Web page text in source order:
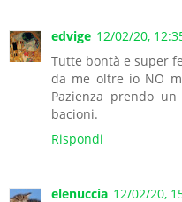
edvige 12/02/20,
Tutte bontà e super
da me oltre io NO
Pazienza prendo
bacioni.
Rispondi
elenuccia 12/02/20,